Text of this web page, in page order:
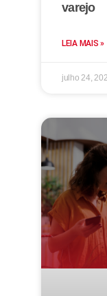
varejo
LEIA MAIS »
julho 24,